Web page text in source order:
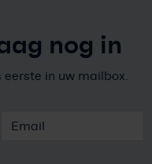
nog in
in uw mailbox.